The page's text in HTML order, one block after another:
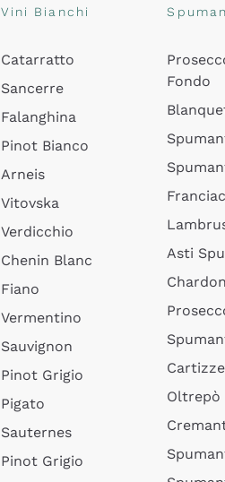
Vini Bianchi
Catarratto
Sancerre
Falanghina
Pinot Bianco
Arneis
Vitovska
Verdicchio
Chenin Blanc
Fiano
Vermentino
Sauvignon
Pinot Grigio
Pigato
Sauternes
Pinot Grigio
Fondo
Asti
Cartizze
Oltrepò